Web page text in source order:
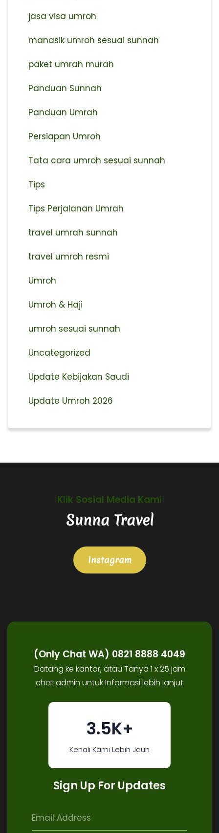
jasa visa umroh
manasik umroh sesuai sunnah
paket umrah murah
Panduan Sunnah
Panduan Umrah
Persiapan Umroh
Tata cara umroh sesuai sunnah
Tips
Tips Perjalanan Umrah
travel umrah sunnah
travel umroh resmi
Umroh
Umroh & Haji
umroh sesuai sunnah
Uncategorized
Update Kebijakan Saudi
Update Umroh 2026
Klik Sosial Media Kami
Sunna Travel
Instagram
(Only Chat WA) 0821 8888 4049
Datang ke kantor, atau Tanya 1 x 25 jam
chat admin untuk Informasi lebih lanjut
3.5K+
Kenali Kami Lebih Jauh
Sign Up For Updates